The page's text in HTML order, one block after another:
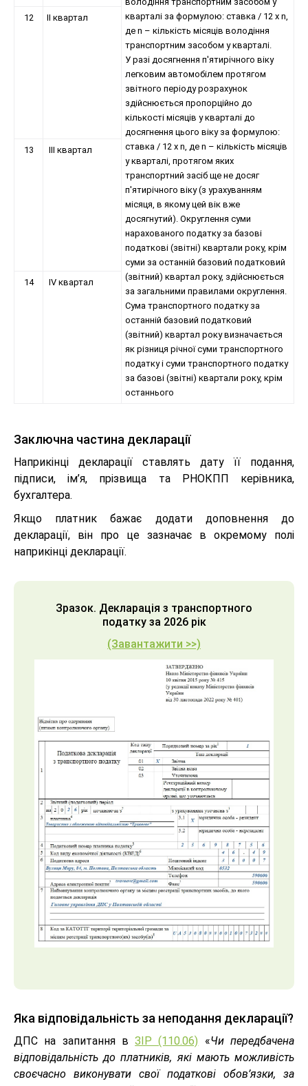
кварталі за формулою: ставка / 12 х n,
де n – кількість місяців володіння
транспортним засобом у кварталі.
У разі досягнення п'ятирічного віку
легковим автомобілем протягом
звітного періоду розрахунок
здійснюється пропорційно до
кількості місяців у кварталі до
досягнення цього віку за формулою:
ставка / 12 х n, де n – кількість місяців
у кварталі, протягом яких
транспортний засіб ще не досяг
п'ятирічного віку (з урахуванням
місяця, в якому цей вік вже
досягнутий). Округлення суми
нарахованого податку за базові
податкові (звітні) квартали року, крім
суми за останній базовий податковий
(звітний) квартал року, здійснюється
за загальними правилами округлення.
Сума транспортного податку за
останній базовий податковий
(звітний) квартал року визначається
як різниця річної суми транспортного
податку і суми транспортного податку
за базові (звітні) квартали року, крім
останнього
12 ІІ квартал
13 ІІІ квартал
14 IV квартал
Заключна частина декларації
Наприкінці декларації ставлять дату її подання,
підписи, ім’я, прізвища та РНОКПП керівника,
бухгалтера.
Якщо платник бажає додати доповнення до
декларації, він про це зазначає в окремому полі
наприкінці декларації.
Зразок. Декларація з транспортного
податку за 2026 рік
(Завантажити >>)
Яка відповідальність за неподання декларації?
ДПС на запитання вЗІР (110.06) «Чи передбачена
відповідальність до платників, які мають можливість
своєчасно виконувати свої податкові обов’язки, за